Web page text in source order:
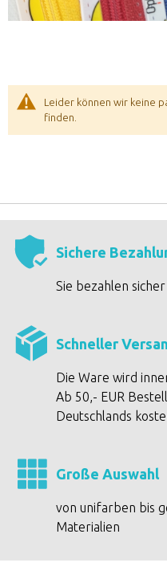
Leider können wir keine
finden.
Sichere
Sie bezahlen
Schneller
Die Ware wird
Ab 50,- EUR
Deutschlands
Große Auswahl
von unifarben bis
Materialien